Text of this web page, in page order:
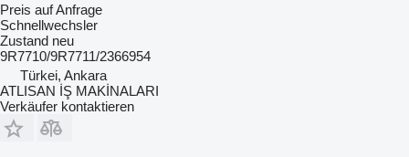
Preis auf Anfrage
Schnellwechsler
Zustand neu
9R7710/9R7711/2366954
Türkei, Ankara
ATLISAN İŞ MAKİNALARI
Verkäufer kontaktieren